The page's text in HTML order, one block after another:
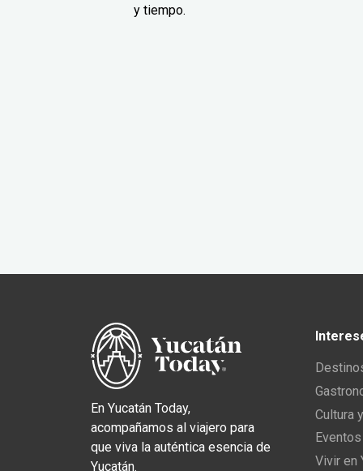
y tiempo.
En Yucatán Today,
acompañamos al viajero para
que viva la auténtica esencia de
Yucatán.
Cultura
Vivir en